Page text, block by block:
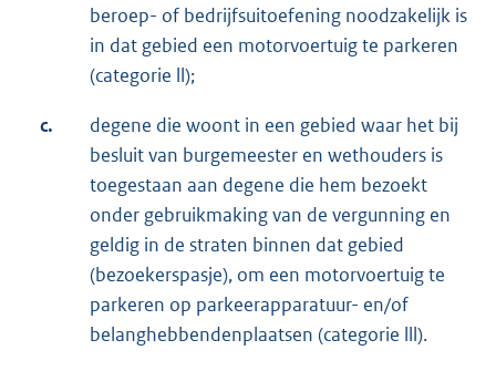
beroep- of bedrijfsuitoefening noodzakelijk is
in dat gebied een motorvoertuig te parkeren
(categorie ll);
c.
degene die woont in een gebied waar het bij
besluit van burgemeester en wethouders is
toegestaan aan degene die hem bezoekt
onder gebruikmaking van de vergunning en
geldig in de straten binnen dat gebied
(bezoekerspasje), om een motorvoertuig te
parkeren op parkeerapparatuur- en/of
belanghebbendenplaatsen (categorie lll).